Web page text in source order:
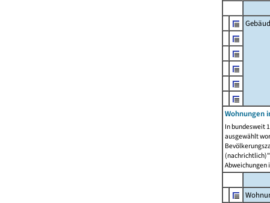
Wohnungen
In bundesweit
ausgewählt
Abweichungen